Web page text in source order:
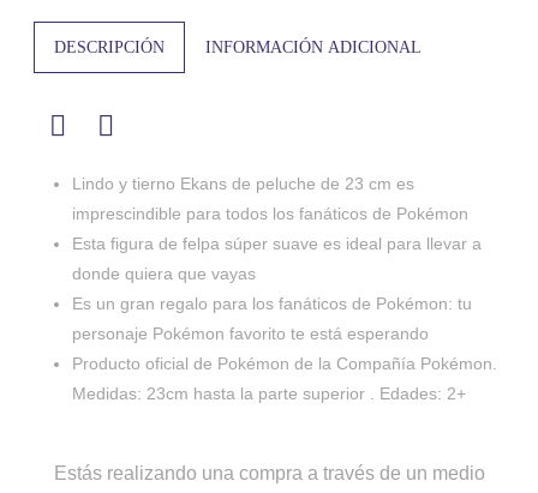
DESCRIPCIÓN INFORMACIÓN ADICIONAL
Lindo y tierno Ekans de peluche de 23 cm es
imprescindible para todos los fanáticos de Pokémon
Esta figura de felpa súper suave es ideal para llevar a
donde quiera que vayas
Es un gran regalo para los fanáticos de Pokémon: tu
personaje Pokémon favorito te está esperando
Producto oficial de Pokémon de la Compañía Pokémon.
Medidas: 23cm hasta la parte superior . Edades: 2+
Estás realizando una compra a través de un medio